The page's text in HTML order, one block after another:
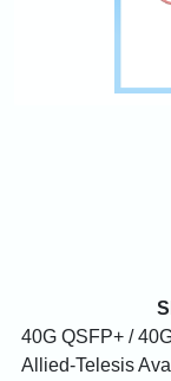
40G QSFP+ /
Allied-Telesis